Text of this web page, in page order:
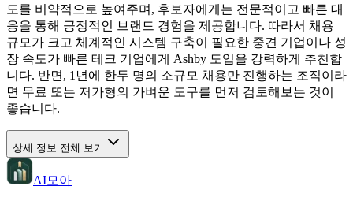
도를 비약적으로 높여주며, 후보자에게는 전문적이고 빠른 대
응을 통해 긍정적인 브랜드 경험을 제공합니다. 따라서 채용
규모가 크고 체계적인 시스템 구축이 필요한 중견 기업이나 성
장 속도가 빠른 테크 기업에게 Ashby 도입을 강력하게 추천합
니다. 반면, 1년에 한두 명의 소규모 채용만 진행하는 조직이라
면 무료 또는 저가형의 가벼운 도구를 먼저 검토해보는 것이
좋습니다.
상세 정보 전체 보기
AI모아